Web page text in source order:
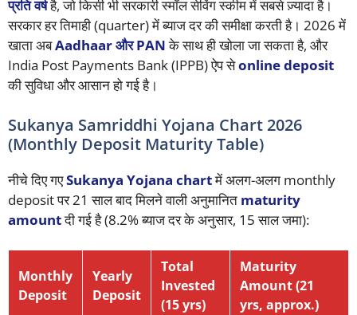
प्रति वर्षहै, जो किसी भी सरकारी स्मॉल सेविंग स्कीम में सबसे ज़्यादा है।
सरकार हर तिमाही (quarter) में ब्याज दर की समीक्षा करती है। 2026 में
खाता अबAadhaar और PANके साथ ही खोला जा सकता है, और
India Post Payments Bank (IPPB) ऐप सेonline deposit
की सुविधा और आसान हो गई है।
Sukanya Samriddhi Yojana Chart 2026
(Monthly Deposit Maturity Table)
नीचे दिए गएSukanya Yojana chartमें अलग-अलग monthly
deposit पर 21 साल बाद मिलने वाली अनुमानित maturity
amountदी गई है (8.2% ब्याज दर के अनुसार, 15 साल जमा):
Monthly
Deposit
Yearly
Deposit
Total
Invested
(15 yrs)
Maturity
Amount (21
yrs, approx.)